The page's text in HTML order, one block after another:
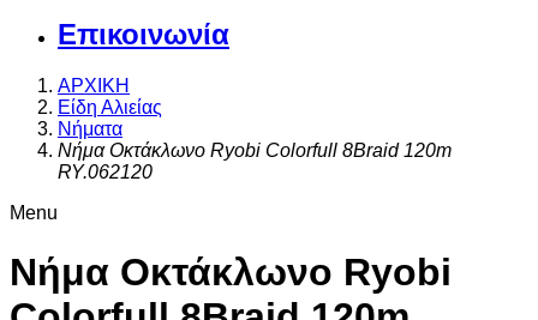
Επικοινωνία
ΑΡΧΙΚΗ
Είδη Αλιείας
Νήματα
Νήμα Οκτάκλωνο Ryobi Colorfull 8Braid 120m
RY.062120
Menu
Νήμα Οκτάκλωνο Ryobi